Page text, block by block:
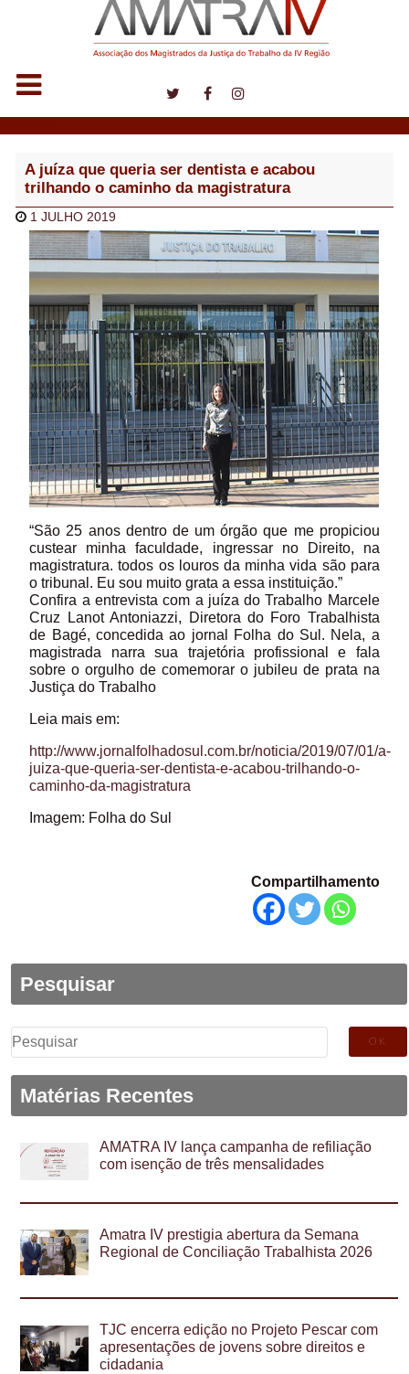
A juíza que queria ser dentista e acabou
trilhando o caminho da magistratura
1 JULHO 2019
“São 25 anos dentro de um órgão que me propiciou
custear minha faculdade, ingressar no Direito, na
magistratura. todos os louros da minha vida são para
o tribunal. Eu sou muito grata a essa instituição.”
Confira a entrevista com a juíza do Trabalho Marcele
Cruz Lanot Antoniazzi, Diretora do Foro Trabalhista
de Bagé, concedida ao jornal Folha do Sul. Nela, a
magistrada narra sua trajetória profissional e fala
sobre o orgulho de comemorar o jubileu de prata na
Justiça do Trabalho
Leia mais em:
http://www.jornalfolhadosul.com.br/noticia/2019/07/01/a-
juiza-que-queria-ser-dentista-e-acabou-trilhando-o-
caminho-da-magistratura
Imagem: Folha do Sul
Compartilhamento
Pesquisar
Pesquisar
por:
Matérias Recentes
AMATRA IV lança campanha de refiliação
com isenção de três mensalidades
Amatra IV prestigia abertura da Semana
Regional de Conciliação Trabalhista 2026
TJC encerra edição no Projeto Pescar com
apresentações de jovens sobre direitos e
cidadania